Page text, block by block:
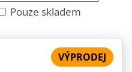
Do:Pouze skladem
VÝPRODEJ